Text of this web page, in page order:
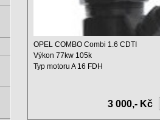
OPEL COMBO Combi 1.6 CDTI
Výkon 77kw 105k
Typ motoru A 16 FDH
3 000,- Kč